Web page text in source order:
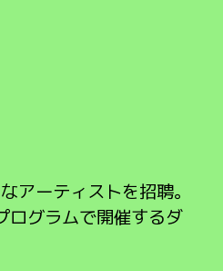
ーティストを招聘。
ログラムで開催するダ